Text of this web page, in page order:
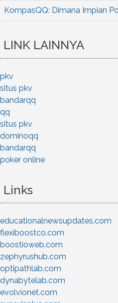
KompasQQ: Dimana Impian
LINK LAINNYA
pkv
situs pkv
bandarqq
qq
situs pkv
dominoqq
bandarqq
poker online
Links
educationalnewsupdates.com
flexiboostco.com
boostioweb.com
zephyrushub.com
optipathlab.com
dynabytelab.com
evolvionet.com